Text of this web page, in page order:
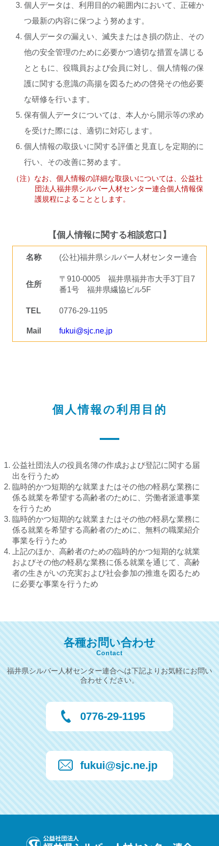
個人データは、利用目的の範囲内において、正確か
つ最新の内容に保つよう努めます。
個人データの漏えい、滅失またはき損の防止、その
他の安全管理のために必要かつ適切な措置を講じる
とともに、役職員および会員に対し、個人情報の保
護に関する意識の高揚を図るための啓発その他必要
な研修を行います。
保有個人データについては、本人から開示等の求め
を受けた際には、適切に対応します。
個人情報の取扱いに関する評価と見直しを定期的に
行い、その改善に努めます。
（注）なお、個人情報の詳細な取扱いについては、公益社
団法人福井県シルバー人材センター連合個人情報保
護規程によることとします。
【個人情報に関する相談窓口】
名称 (公社)福井県シルバー人材センター連合
住所
〒910-0005 福井県福井市大手3丁目7
番1号 福井県繊協ビル5F
TEL 0776-29-1195
Mail fukui@sjc.ne.jp
個人情報の利用目的
公益社団法人の役員名簿の作成および登記に関する届
出を行うため
臨時的かつ短期的な就業またはその他の軽易な業務に
係る就業を希望する高齢者のために、労働者派遣事業
を行うため
臨時的かつ短期的な就業またはその他の軽易な業務に
係る就業を希望する高齢者のために、無料の職業紹介
事業を行うため
上記のほか、高齢者のための臨時的かつ短期的な就業
およびその他の軽易な業務に係る就業を通じて、高齢
者の生きがいの充実および社会参加の推進を図るため
に必要な事業を行うため
各種お問い合わせ
Contact
福井県シルバー人材センター連合へは下記よりお気軽にお問い
合わせください。
0776-29-1195
fukui@sjc.ne.jp